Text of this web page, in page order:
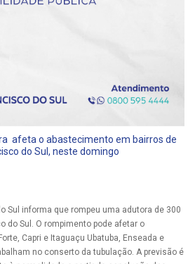
afeta o abastecimento em bairros de
do Sul, neste domingo
Sul informa que rompeu uma adutora de 300
do Sul. O rompimento pode afetar o
Capri e Itaguaçu Ubatuba, Enseada e
no conserto da tubulação. A previsão é